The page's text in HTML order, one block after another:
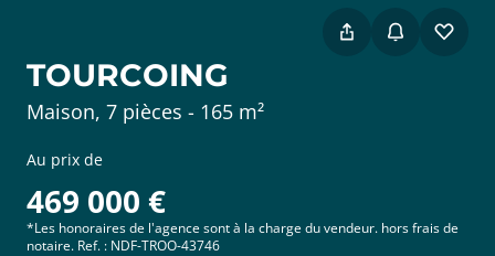
TOURCOING
Maison, 7 pièces - 165 m²
Au prix de
469 000 €
*Les honoraires de l'agence sont à la charge du vendeur. hors frais de
notaire. Ref. : NDF-TROO-43746